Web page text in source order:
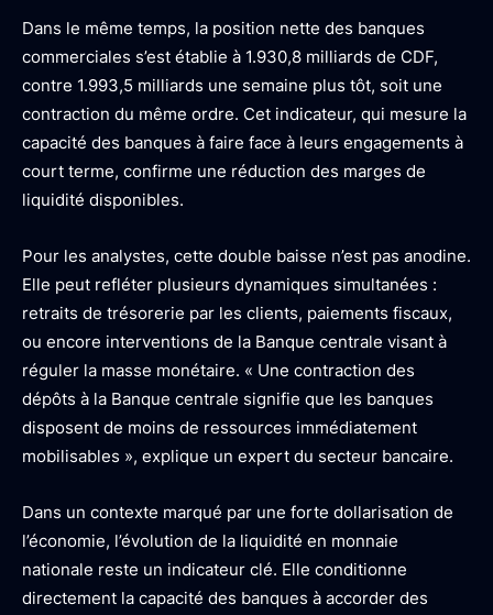
Dans le même temps, la position nette des banques
commerciales s’est établie à 1.930,8 milliards de CDF,
contre 1.993,5 milliards une semaine plus tôt, soit une
contraction du même ordre. Cet indicateur, qui mesure la
capacité des banques à faire face à leurs engagements à
court terme, confirme une réduction des marges de
liquidité disponibles.
Pour les analystes, cette double baisse n’est pas anodine.
Elle peut refléter plusieurs dynamiques simultanées :
retraits de trésorerie par les clients, paiements fiscaux,
ou encore interventions de la Banque centrale visant à
réguler la masse monétaire. « Une contraction des
dépôts à la Banque centrale signifie que les banques
disposent de moins de ressources immédiatement
mobilisables », explique un expert du secteur bancaire.
Dans un contexte marqué par une forte dollarisation de
l’économie, l’évolution de la liquidité en monnaie
nationale reste un indicateur clé. Elle conditionne
directement la capacité des banques à accorder des